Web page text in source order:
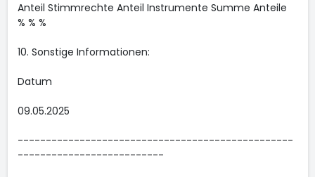
Anteil Stimmrechte Anteil Instrumente Summe Anteile
% % %
10. Sonstige Informationen:
Datum
09.05.2025
-------------------------------------------------
--------------------------